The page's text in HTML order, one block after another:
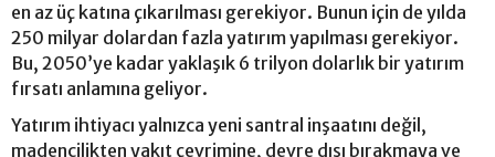
en az üç katına çıkarılması gerekiyor. Bunun için de yılda
250 milyar dolardan fazla yatırım yapılması gerekiyor.
Bu, 2050’ye kadar yaklaşık 6 trilyon dolarlık bir yatırım
fırsatı anlamına geliyor.
Yatırım ihtiyacı yalnızca yeni santral inşaatını değil,
madencilikten yakıt çevrimine, devre dışı bırakmaya ve